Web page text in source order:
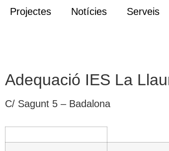
Projectes Notícies Serveis
Adequació IES La
C/ Sagunt 5 – Badalona